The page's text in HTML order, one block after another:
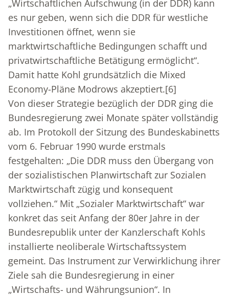
„Wirtschaftlichen Aufschwung (in der DDR) kann
es nur geben, wenn sich die DDR für westliche
Investitionen öffnet, wenn sie
marktwirtschaftliche Bedingungen schafft und
privatwirtschaftliche Betätigung ermöglicht“.
Damit hatte Kohl grundsätzlich die Mixed
Economy-Pläne Modrows akzeptiert.[6]
Von dieser Strategie bezüglich der DDR ging die
Bundesregierung zwei Monate später vollständig
ab. Im Protokoll der Sitzung des Bundeskabinetts
vom 6. Februar 1990 wurde erstmals
festgehalten: „Die DDR muss den Übergang von
der sozialistischen Planwirtschaft zur Sozialen
Marktwirtschaft zügig und konsequent
vollziehen.“ Mit „Sozialer Marktwirtschaft“ war
konkret das seit Anfang der 80er Jahre in der
Bundesrepublik unter der Kanzlerschaft Kohls
installierte neoliberale Wirtschaftssystem
gemeint. Das Instrument zur Verwirklichung ihrer
Ziele sah die Bundesregierung in einer
„Wirtschafts- und Währungsunion“. In